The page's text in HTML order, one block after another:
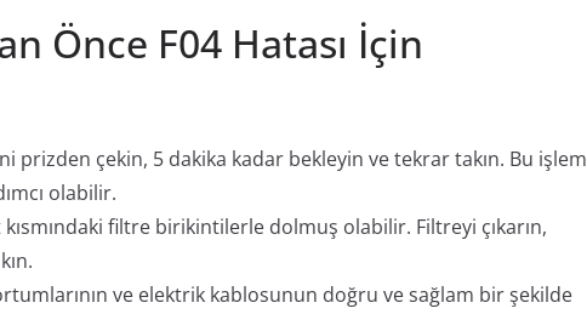
Önce F04 Hatası İçin
prizden çekin, 5 dakika kadar bekleyin ve tekrar takın. Bu işlem
olabilir.
filtre birikintilerle dolmuş olabilir. Filtreyi çıkarın,
ve elektrik kablosunun doğru ve sağlam bir şekilde